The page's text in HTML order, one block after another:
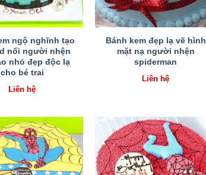
ngộ nghĩnh tạo
nổi người nhện
nhỏ đẹp độc lạ
cho bé trai
Liên hệ
Bánh kem đẹp lạ vẽ hình
mặt nạ người nhện
spiderman
Liên hệ